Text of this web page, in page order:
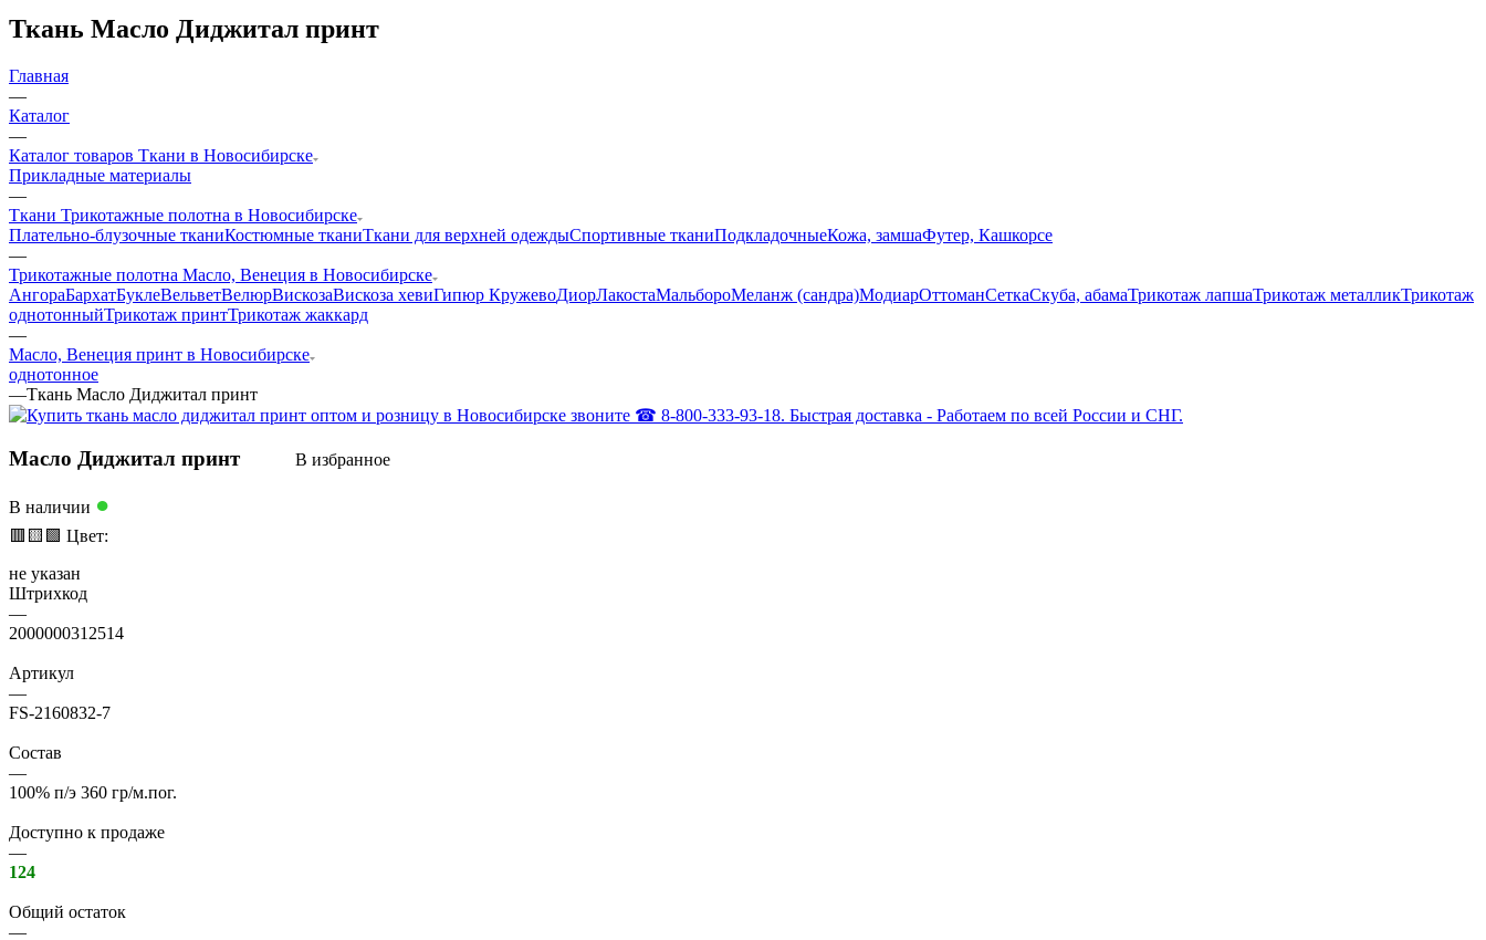
Ткань Масло Диджитал принт
Главная
—
Каталог
—
Каталог товаров Ткани в Новосибирске
Прикладные материалы
—
Ткани Трикотажные полотна в Новосибирске
Плательно-блузочные тканиКостюмные тканиТкани для верхней одеждыСпортивные тканиПодкладочныеКожа, замшаФутер, Кашкорсе
—
Трикотажные полотна Масло, Венеция в Новосибирске
АнгораБархатБуклеВельветВелюрВискозаВискоза хевиГипюр КружевоДиорЛакостаМальбороМеланж (сандра)МодиарОттоманСеткаСкуба, абамаТрикотаж лапшаТрикотаж металликТрикотаж
однотонныйТрикотаж принтТрикотаж жаккард
—
Масло, Венеция принт в Новосибирске
однотонное
—Ткань Масло Диджитал принт
Масло Диджитал принт В избранное
В наличии ●
🟥 🟨 🟩 Цвет:
не указан
Штрихкод
—
2000000312514
Артикул
—
FS-2160832-7
Состав
—
100% п/э 360 гр/м.пог.
Доступно к продаже
—
124
Общий остаток
—